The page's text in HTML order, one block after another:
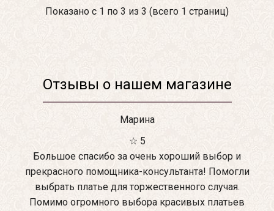
Показано с 1 по 3 из 3 (всего 1 страниц)
Отзывы о нашем магазине
Марина
☆ 5
Большое спасибо за очень хороший выбор и
прекрасного помощника-консультанта! Помогли
выбрать платье для торжественного случая.
Помимо огромного выбора красивых платьев